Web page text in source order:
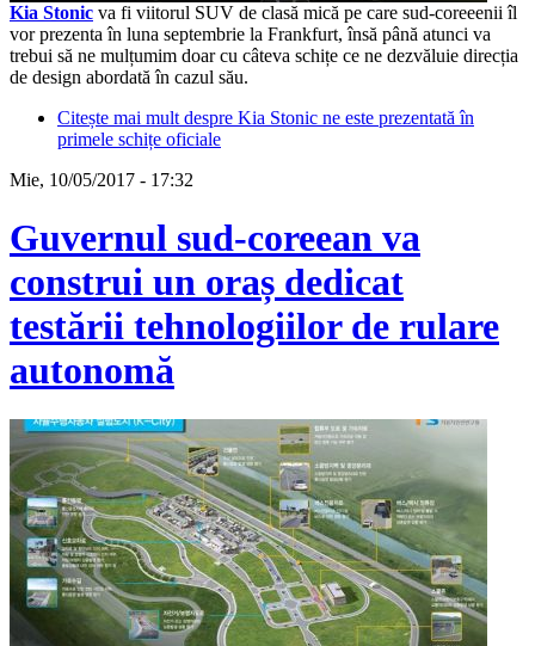
Kia Stonic va fi viitorul SUV de clasă mică pe care sud-coreeenii îl
vor prezenta în luna septembrie la Frankfurt, însă până atunci va
trebui să ne mulțumim doar cu câteva schițe ce ne dezvăluie direcția
de design abordată în cazul său.
Citește mai mult despre Kia Stonic ne este prezentată în
primele schițe oficiale
Mie, 10/05/2017 - 17:32
Guvernul sud-coreean va
construi un oraș dedicat
testării tehnologiilor de rulare
autonomă